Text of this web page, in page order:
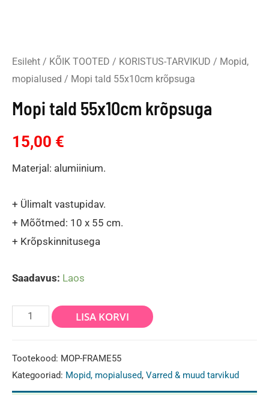
Esileht / KÕIK TOOTED / KORISTUS-TARVIKUD / Mopid,
mopialused / Mopi tald 55x10cm krõpsuga
Mopi tald 55x10cm krõpsuga
15,00 €
Materjal: alumiinium.
+ Ülimalt vastupidav.
+ Mõõtmed: 10 x 55 cm.
+ Krõpskinnitusega
Saadavus: Laos
Mopi
krõpsuga
kogus
LISA KORVI
Tootekood: MOP-FRAME55
Kategooriad: Mopid, mopialused, Varred & muud tarvikud